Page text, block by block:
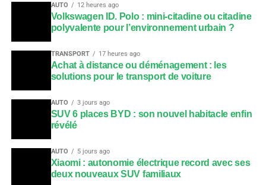
AUTO 12 heures ago
Volkswagen ID. Polo : mini-citadine ou citadine
polyvalente pour l’environnement urbain ?
TRANSPORT 17 heures ago
Achat à distance ou déménagement : les
solutions pour le transport de voiture
AUTO 3 jours ago
SUV 6 places BYD : son nouvel habitacle enfin
révélé
AUTO 5 jours ago
Xiaomi : autonomie électrique record avec ses
deux nouveaux SUV familiaux